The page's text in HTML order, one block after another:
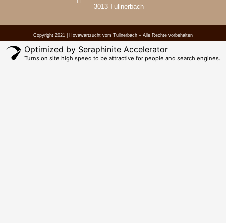
3013 Tullnerbach
Copyright 2021 | Hovawartzucht vom Tullnerbach – Alle Rechte vorbehalten
Optimized by Seraphinite Accelerator
Turns on site high speed to be attractive for people and search engines.